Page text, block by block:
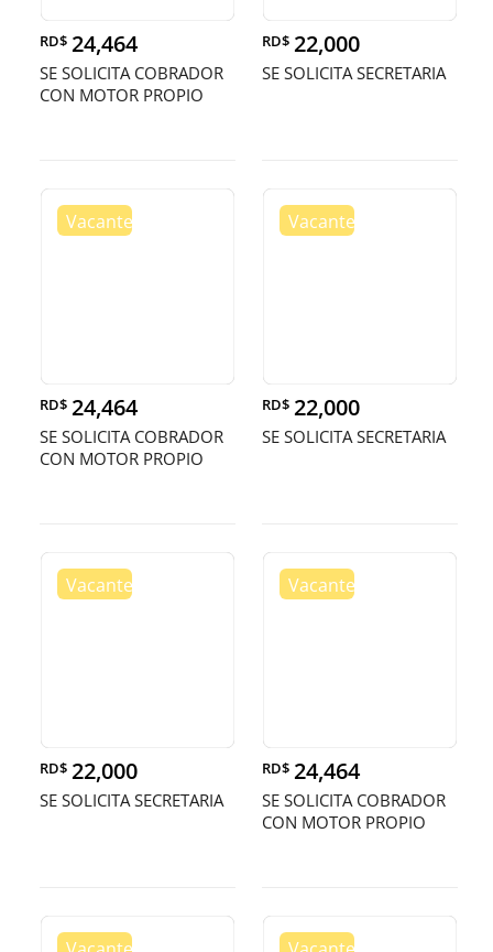
RD$ 24,464
SE SOLICITA COBRADOR
CON MOTOR PROPIO
RD$ 22,000
SE SOLICITA SECRETARIA
RD$ 24,464
SE SOLICITA COBRADOR
CON MOTOR PROPIO
RD$ 22,000
SE SOLICITA SECRETARIA
RD$ 22,000
SE SOLICITA SECRETARIA
RD$ 24,464
SE SOLICITA COBRADOR
CON MOTOR PROPIO